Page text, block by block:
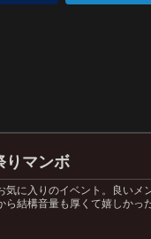
りマンボ
気に入りのイベント。良い
ら結構音量も厚くて嬉しかっ